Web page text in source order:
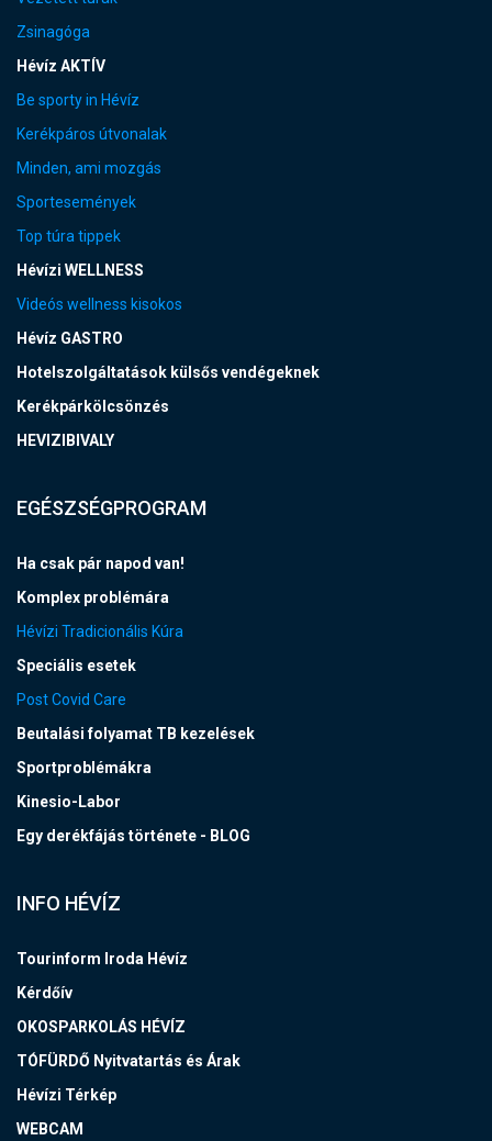
Zsinagóga
Hévíz AKTÍV
Be sporty in Hévíz
Kerékpáros útvonalak
Minden, ami mozgás
Sportesemények
Top túra tippek
Hévízi WELLNESS
Videós wellness kisokos
Hévíz GASTRO
Hotelszolgáltatások külsős vendégeknek
Kerékpárkölcsönzés
HEVIZIBIVALY
EGÉSZSÉGPROGRAM
Ha csak pár napod van!
Komplex problémára
Hévízi Tradicionális Kúra
Speciális esetek
Post Covid Care
Beutalási folyamat TB kezelések
Sportproblémákra
Kinesio-Labor
Egy derékfájás története - BLOG
INFO HÉVÍZ
Tourinform Iroda Hévíz
Kérdőív
OKOSPARKOLÁS HÉVÍZ
TÓFÜRDŐ Nyitvatartás és Árak
Hévízi Térkép
WEBCAM